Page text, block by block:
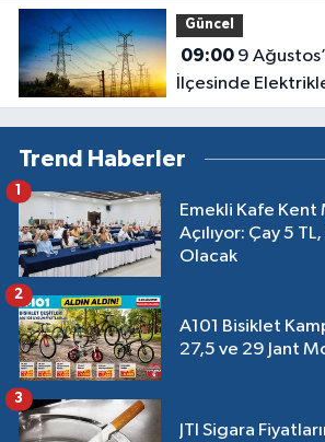
Güncel
09:009 Ağustos’ta Muğla’nın 4
İlçesinde
Trend Haberler
Emekli Kafe Kent
Açılıyor: Çay 5
Olacak
1
A101 Bisiklet
27,5 ve 29 Jant
2
JTI Sigara
3